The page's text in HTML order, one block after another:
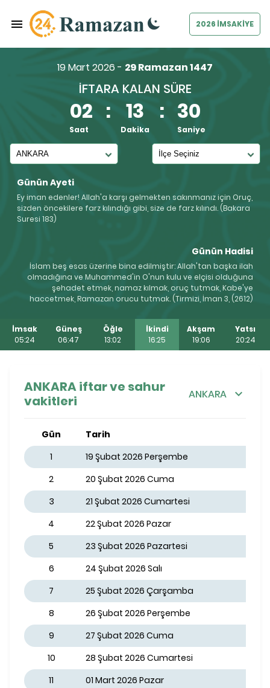
2026 İMSAKİYE
Günün Ayeti
Ey iman edenler! Allah'a karşı gelmekten sakınmanız için Oruç,
sizden öncekilere farz kılındığı gibi, size de farz kılındı. (Bakara
Suresi 183)
19 Mart 2026 - 29 Ramazan 1447
İFTARA KALAN SÜRE
02 : 13 : 29
Saat Dakika Saniye
Günün Hadisi
İslam beş esas üzerine bina edilmiştir: Allah'tan başka ilah
olmadığına ve Muhammed'in O'nun kulu ve elçisi olduğuna
şehadet etmek, namaz kılmak, oruç tutmak, Kabe'ye
haccetmek, Ramazan orucu tutmak. (Tirmizi, İman 3, (2612)
İmsak
05:24
Güneş
06:47
Öğle
13:02
İkindi
16:25
Akşam
19:06
Yatsı
20:24
ANKARA iftar ve sahur
vakitleri
ANKARA
Gün Tarih
1
19 Şubat 2026 Perşembe
2
20 Şubat 2026 Cuma
3
21 Şubat 2026 Cumartesi
4
22 Şubat 2026 Pazar
5
23 Şubat 2026 Pazartesi
6
24 Şubat 2026 Salı
7
25 Şubat 2026 Çarşamba
8
26 Şubat 2026 Perşembe
9
27 Şubat 2026 Cuma
10
28 Şubat 2026 Cumartesi
11
01 Mart 2026 Pazar